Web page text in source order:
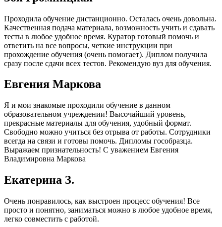
Проходила обучение дистанционно. Осталась очень довольна.
Качественная подача материала, возможность учить и сдавать
тесты в любое удобное время. Куратор готовый помочь и
ответить на все вопросы, четкие инструкции при
прохождение обучения (очень помогает). Диплом получила
сразу после сдачи всех тестов. Рекомендую вуз для обучения.
Евгения Маркова
Я и мои знакомые проходили обучение в данном
образовательном учреждении! Высочайший уровень,
прекрасные материалы для обучения, удобный формат.
Свободно можно учиться без отрыва от работы. Сотрудники
всегда на связи и готовы помочь. Дипломы гособразца.
Выражаем признательность! С уважением Евгения
Владимировна Маркова
Екатерина З.
Очень понравилось, как выстроен процесс обучения! Все
просто и понятно, заниматься можно в любое удобное время,
легко совместить с работой.